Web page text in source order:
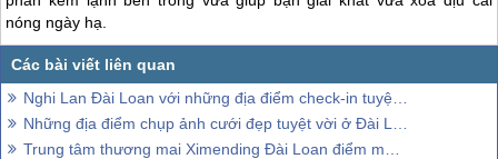
nóng ngày hạ.
Nghi Lan Đài Loan với những địa điểm check-in tuyệt đẹp
Những địa điểm chụp ảnh cưới đẹp tuyệt vời ở Đài Loan
Trung tâm thương mai Ximending Đài Loan điểm mua sắm tuyệt vời cho các tín đồ shopping